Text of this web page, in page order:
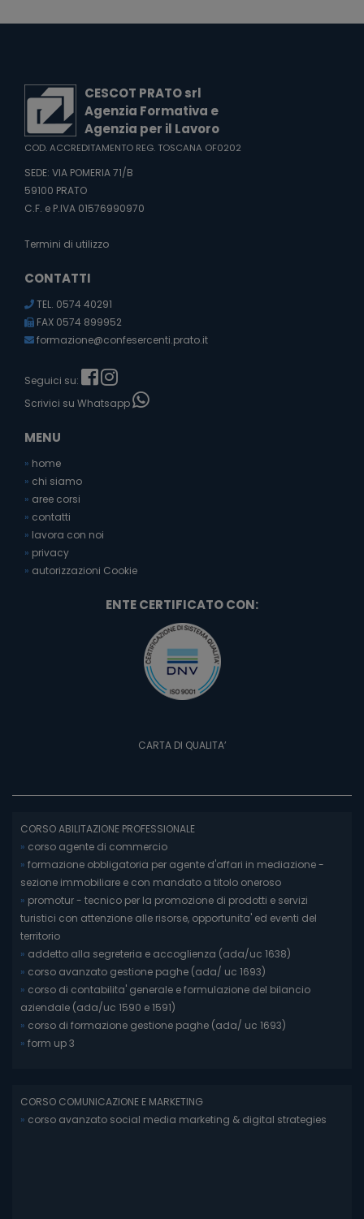
CESCOT PRATO srl
Agenzia Formativa e
Agenzia per il Lavoro
COD. ACCREDITAMENTO REG. TOSCANA OF0202
SEDE: VIA POMERIA 71/B
59100 PRATO
C.F. e P.IVA 01576990970
Termini di utilizzo
CONTATTI
TEL. 0574 40291
FAX 0574 899952
formazione@confesercenti.prato.it
Seguici su:
Scrivici su Whatsapp
MENU
» home
» chi siamo
» aree corsi
» contatti
» lavora con noi
» privacy
» autorizzazioni Cookie
ENTE CERTIFICATO CON:
CARTA DI QUALITA’
CORSO ABILITAZIONE PROFESSIONALE
» corso agente di commercio
» formazione obbligatoria per agente d'affari in mediazione -
sezione immobiliare e con mandato a titolo oneroso
» promotur - tecnico per la promozione di prodotti e servizi
turistici con attenzione alle risorse, opportunita' ed eventi del
territorio
» addetto alla segreteria e accoglienza (ada/uc 1638)
» corso avanzato gestione paghe (ada/ uc 1693)
» corso di contabilita' generale e formulazione del bilancio
aziendale (ada/uc 1590 e 1591)
» corso di formazione gestione paghe (ada/ uc 1693)
» form up 3
CORSO COMUNICAZIONE E MARKETING
» corso avanzato social media marketing & digital strategies